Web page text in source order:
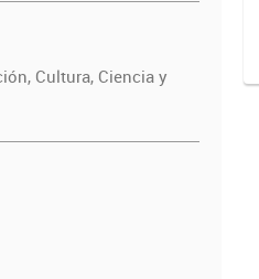
Cultura, Ciencia y